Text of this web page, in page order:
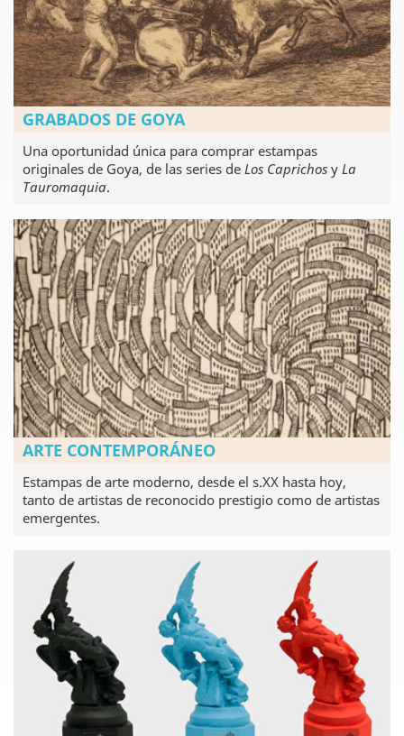
GRABADOS DE GOYA
Una oportunidad única para comprar estampas
originales de Goya, de las series de Los Caprichos y La
Tauromaquia.
ARTE CONTEMPORÁNEO
Estampas de arte moderno, desde el s.XX hasta hoy,
tanto de artistas de reconocido prestigio como de artistas
emergentes.